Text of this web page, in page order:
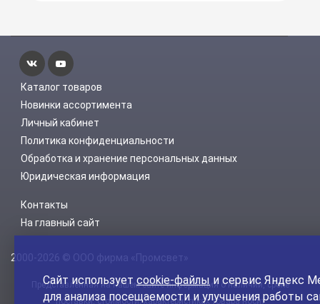
Каталог товаров
Новинки ассортимента
Личный кабинет
Политика конфиденциальности
Обработка и хранение персональных данных
Юридическая информация
Контакты
На главный сайт
2000-2026 © ООО фирма «Промсвет»
Представленная на нашем сайте информация о наличии, сроке
поставки, стоимости, характеристиках товара носит
Сайт используетcookie-файлы и сервис Яндекс
для анализа посещаемости и улучшения работы